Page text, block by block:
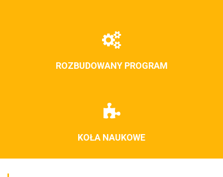
ROZBUDOWANY PROGRAM
KOŁA NAUKOWE